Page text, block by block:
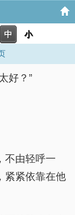
中 小
好？”
不由轻呼一
紧紧依靠在他